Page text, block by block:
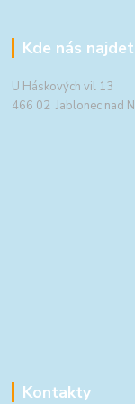
Kde nás
U Háskových vil 13
466 02 Jablonec nad
Kontakty